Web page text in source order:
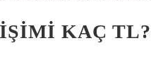
KAÇ TL?